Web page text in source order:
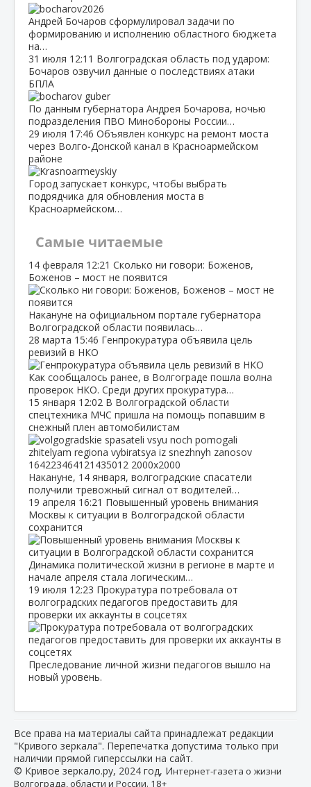
Андрей Бочаров сформулировал задачи по
формированию и исполнению областного бюджета
на…
31 июля 12:11 Волгоградская область под ударом:
Бочаров озвучил данные о последствиях атаки
БПЛА
По данным губернатора Андрея Бочарова, ночью
подразделения ПВО Минобороны России…
29 июля 17:46 Объявлен конкурс на ремонт моста
через Волго‑Донской канал в Красноармейском
районе
Город запускает конкурс, чтобы выбрать
подрядчика для обновления моста в
Красноармейском…
Самые читаемые
14 февраля 12:21 Сколько ни говори: Боженов,
Боженов – мост не появится
Накануне на официальном портале губернатора
Волгоградской области появилась…
28 марта 15:46 Генпрокуратура объявила цель
ревизий в НКО
Как сообщалось ранее, в Волгограде пошла волна
проверок НКО. Среди других прокуратура…
15 января 12:02 В Волгоградской области
спецтехника МЧС пришла на помощь попавшим в
снежный плен автомобилистам
Накануне, 14 января, волгоградские спасатели
получили тревожный сигнал от водителей…
19 апреля 16:21 Повышенный уровень внимания
Москвы к ситуации в Волгоградской области
сохранится
Динамика политической жизни в регионе в марте и
начале апреля стала логическим…
19 июля 12:23 Прокуратура потребовала от
волгоградских педагогов предоставить для
проверки их аккаунты в соцсетях
Преследование личной жизни педагогов вышло на
новый уровень.
Все права на материалы сайта принадлежат редакции
"Кривого зеркала". Перепечатка допустима только при
наличии прямой гиперссылки на сайт.
© Кривое зеркало.ру, 2024 год, Интернет-газета о жизни
Волгограда, области и России. 18+